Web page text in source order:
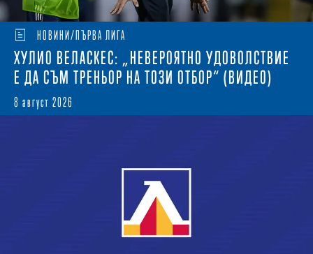
НОВИНИ/ПЪРВА ЛИГА
ХУЛИО ВЕЛАСКЕС: „НЕВЕРОЯТНО УДОВОЛСТВИЕ
Е ДА СЪМ ТРЕНЬОР НА ТОЗИ ОТБОР“ (ВИДЕО)
8 август 2026